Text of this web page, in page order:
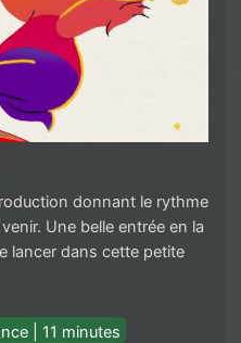
donnant le rythme
Une belle entrée en la
lancer dans cette petite
| 11 minutes